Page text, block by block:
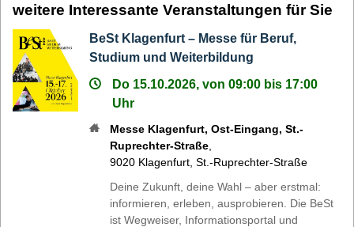
weitere Interessante Veranstaltungen für Sie
BeSt Klagenfurt – Messe für Beruf,
Studium und Weiterbildung
Do 15.10.2026, von 09:00 bis 17:00
Uhr
Messe Klagenfurt, Ost-Eingang, St.-
Ruprechter-Straße
9020 Klagenfurt ,St.-Ruprechter-Straße
Deine Zukunft, deine Wahl – aber erstmal:
informieren, erleben, ausprobieren. Die BeSt
ist Wegweiser, Informationsportal und